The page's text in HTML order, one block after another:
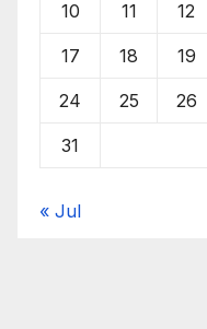
10 11 12
17 18 19
24 25 26
31
« Jul